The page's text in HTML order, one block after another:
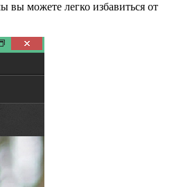
вы можете легко избавиться от